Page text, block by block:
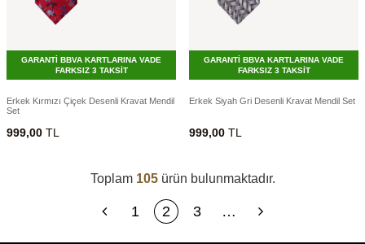
GARANTİ BBVA KARTLARINA VADE
FARKSIZ 3 TAKSİT
Erkek Kırmızı Çiçek Desenli Kravat Mendil
Set
999,00 TL
GARANTİ BBVA KARTLARINA VADE
FARKSIZ 3 TAKSİT
Erkek Siyah Gri Desenli Kravat Mendil Set
999,00 TL
Toplam 105ürün bulunmaktadır.
1 2 3 …